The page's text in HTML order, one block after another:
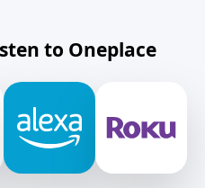
to Oneplace